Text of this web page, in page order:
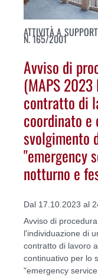
ATTIVITÀ A
N. 165/2001
Avviso di
(MAPS
contratto di
coordinato
svolgimento
"emergency
notturno e
Dal 17.10.2023 al
Avviso di
l'individuazione di
contratto di lavoro
continuativo per lo
"emergency